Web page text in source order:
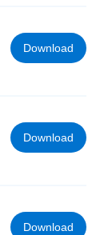
Download
Download
Download